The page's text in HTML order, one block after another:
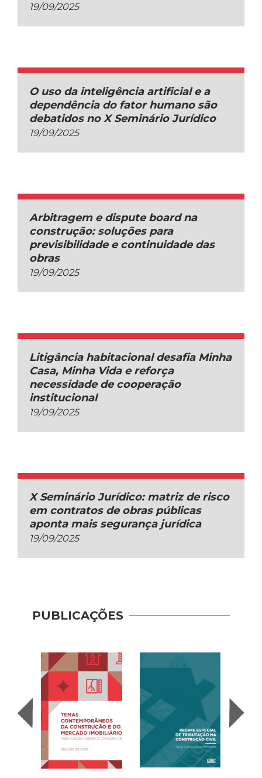
19/09/2025
O uso da inteligência artificial e a
dependência do fator humano são
debatidos no X Seminário Jurídico
19/09/2025
Arbitragem e dispute board na
construção: soluções para
previsibilidade e continuidade das
obras
19/09/2025
Litigância habitacional desafia Minha
Casa, Minha Vida e reforça
necessidade de cooperação
institucional
19/09/2025
X Seminário Jurídico: matriz de risco
em contratos de obras públicas
aponta mais segurança jurídica
19/09/2025
PUBLICAÇÕES